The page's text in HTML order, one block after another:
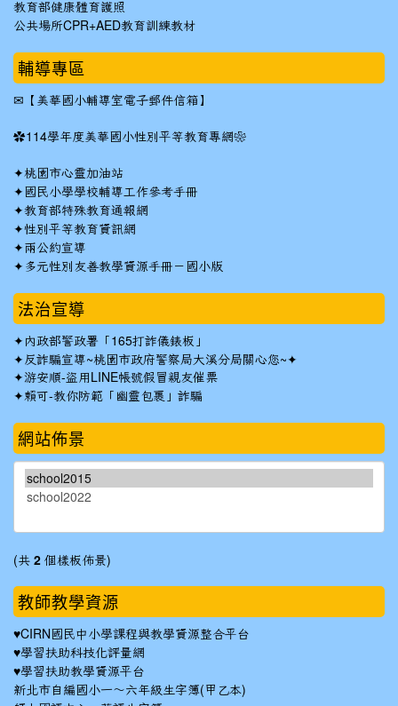
教育部健康體育護照
公共場所CPR+AED教育訓練教材
輔導專區
✉ 【美華國小輔導室電子郵件信箱】
✿114學年度美華國小性別平等教育專網❀
✦桃園市心靈加油站
✦ 國民小學學校輔導工作參考手冊
✦教育部特殊教育通報網
✦性別平等教育資訊網
✦兩公約宣導
✦ 多元性別友善教學資源手冊－國小版
法治宣導
✦ 內政部警政署「165打詐儀錶板」
✦反詐騙宣導~桃園市政府警察局大溪分局關心您~✦
✦游安順-盜用LINE帳號假冒親友催票
✦賴可-教你防範「幽靈包裹」詐騙
網站佈景
(共 2 個樣板佈景)
教師教學資源
♥CIRN國民中小學課程與教學資源整合平台
♥學習扶助科技化評量網
♥學習扶助教學資源平台
新北市自編國小一～六年級生字簿(甲乙本)